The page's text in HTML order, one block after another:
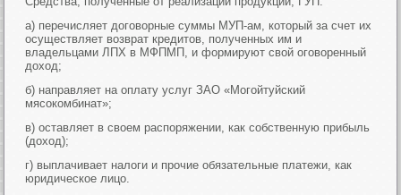
а) перечисляет договорные суммы МУП-ам, который за счет их
осуществляет возврат кредитов, полученных им и
владельцами ЛПХ в МФПМП, и формируют свой оговоренный
доход;
б) направляет на оплату услуг ЗАО «Могойтуйский
мясокомбинат»;
в) оставляет в своем распоряжении, как собственную прибыль
(доход);
г) выплачивает налоги и прочие обязательные платежи, как
юридическое лицо.